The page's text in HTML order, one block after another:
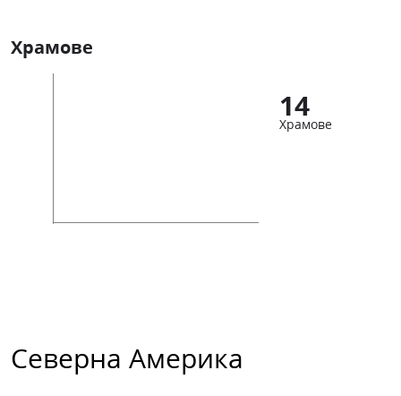
Храмове
14
Храмове
Северна Америка